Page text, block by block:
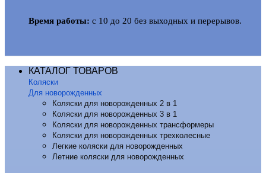
Время работы: с 10 до 20 без выходных и перерывов.
КАТАЛОГ ТОВАРОВ
Коляски
Для новорожденных
Коляски для новорожденных 2 в 1
Коляски для новорожденных 3 в 1
Коляски для новорожденных трансформеры
Коляски для новорожденных трехколесные
Легкие коляски для новорожденных
Летние коляски для новорожденных